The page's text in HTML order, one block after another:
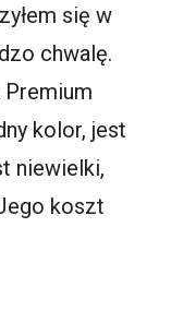
się w
chwalę.
kolor, jest
niewielki,
koszt